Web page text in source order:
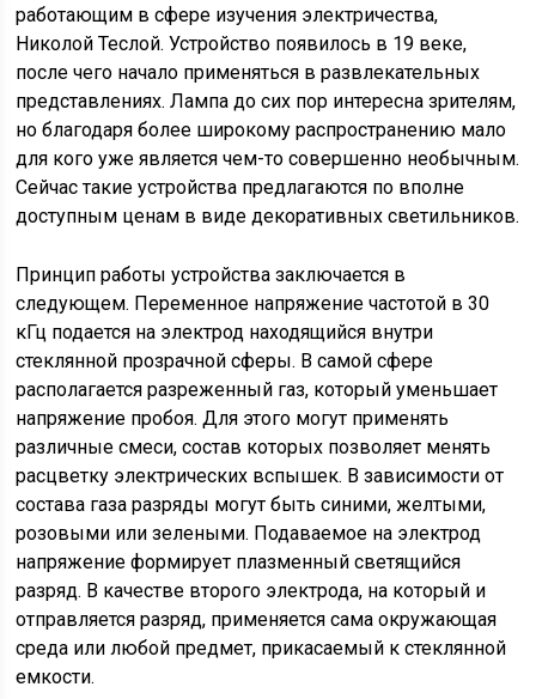
работающим в сфере изучения электричества,
Николой Теслой. Устройство появилось в 19 веке,
после чего начало применяться в развлекательных
представлениях. Лампа до сих пор интересна зрителям,
но благодаря более широкому распространению мало
для кого уже является чем-то совершенно необычным.
Сейчас такие устройства предлагаются по вполне
доступным ценам в виде декоративных светильников.
Принцип работы устройства заключается в
следующем. Переменное напряжение частотой в 30
кГц подается на электрод находящийся внутри
стеклянной прозрачной сферы. В самой сфере
располагается разреженный газ, который уменьшает
напряжение пробоя. Для этого могут применять
различные смеси, состав которых позволяет менять
расцветку электрических вспышек. В зависимости от
состава газа разряды могут быть синими, желтыми,
розовыми или зелеными. Подаваемое на электрод
напряжение формирует плазменный светящийся
разряд. В качестве второго электрода, на который и
отправляется разряд, применяется сама окружающая
среда или любой предмет, прикасаемый к стеклянной
емкости.